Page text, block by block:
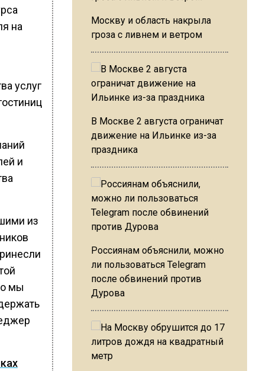
на
услуг
и
из
мы
Москву и область накрыла
гроза с ливнем и ветром
В Москве 2 августа ограничат
движение на Ильинке из-за
праздника
Россиянам объяснили, можно
ли пользоваться Telegram
после обвинений против
Дурова